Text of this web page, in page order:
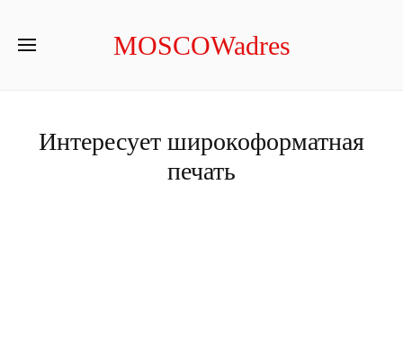
MOSCOWadres
Интересует широкоформатная
печать